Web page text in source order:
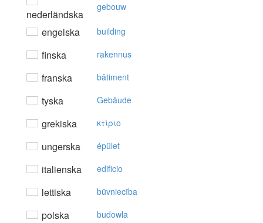
nederländska
gebouw
engelska building
finska rakennus
franska bâtiment
tyska Gebäude
grekiska κτίριo
ungerska épület
italienska edificio
lettiska būvniecība
polska budowla